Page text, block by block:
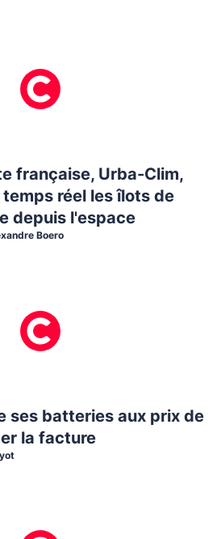
française, Urba-Clim,
réel les îlots de
depuis l'espace
Boero
ses batteries aux prix de
la facture